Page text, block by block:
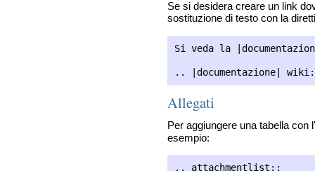
Se si desidera creare un link
sostituzione di testo con la
Si veda la
Allegati
Per aggiungere una tabella
esempio: